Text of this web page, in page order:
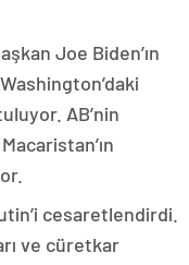
Joe Biden’ın
AB’nin
cesaretlendirdi.
ve cüretkar